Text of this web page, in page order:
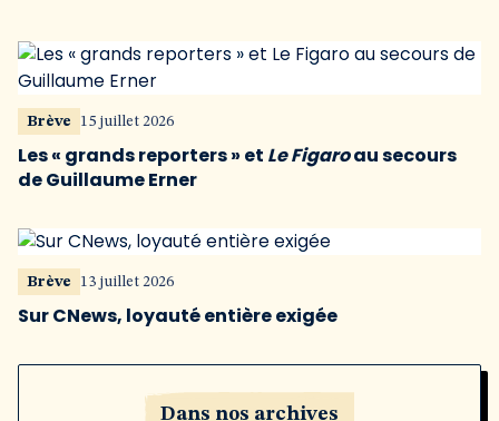
Brève 15 juillet 2026
Les « grands reporters » et Le Figaroau secours
de Guillaume Erner
Brève 13 juillet 2026
Sur CNews, loyauté entière exigée
Dans nos archives